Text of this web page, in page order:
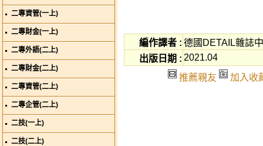
二專資管(一上)
二專財金(一上)
二專外語(二上)
二專財金(二上)
二專資管(二上)
二專企管(二上)
二技(一上)
二技(二上)
編作譯者 : 德國DETAIL雜誌
出版日期 : 2021.04
推薦親友
加入收